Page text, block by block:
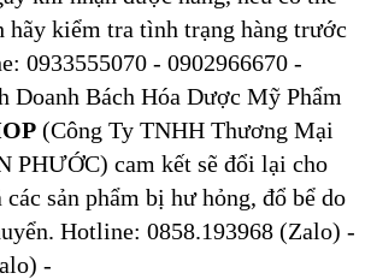
hãy kiểm tra tình trạng hàng trước
0933555070 - 0902966670 -
Doanh Bách Hóa Dược Mỹ Phẩm
(Công Ty TNHH Thương Mại
PHƯỚC) cam kết sẽ đổi lại cho
sản phẩm bị hư hỏng, đổ bể do
Hotline: 0858.193968 (Zalo) -
-